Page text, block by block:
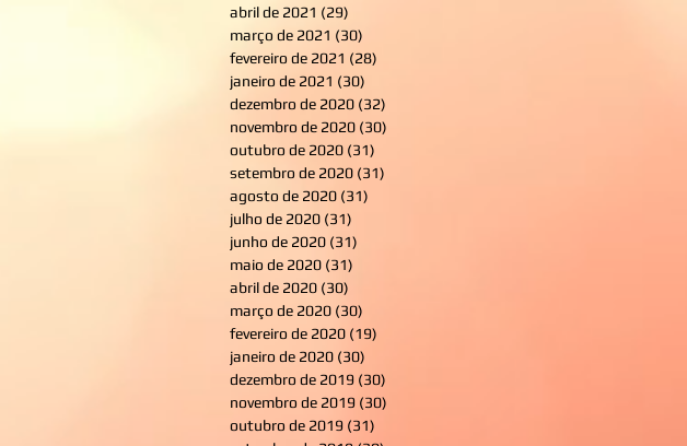
abril de 2021 (29)
março de 2021 (30)
fevereiro de 2021 (28)
janeiro de 2021 (30)
dezembro de 2020 (32)
novembro de 2020 (30)
outubro de 2020 (31)
setembro de 2020 (31)
agosto de 2020 (31)
julho de 2020 (31)
junho de 2020 (31)
maio de 2020 (31)
abril de 2020 (30)
março de 2020 (30)
fevereiro de 2020 (19)
janeiro de 2020 (30)
dezembro de 2019 (30)
novembro de 2019 (30)
outubro de 2019 (31)